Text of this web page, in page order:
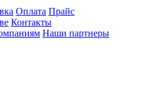
Оплата Прайс
Контакты
Наши партнеры